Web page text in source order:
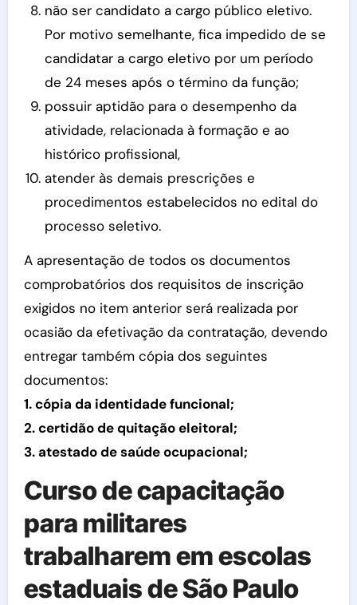
não ser candidato a cargo público eletivo.
Por motivo semelhante, fica impedido de se
candidatar a cargo eletivo por um período
de 24 meses após o término da função;
possuir aptidão para o desempenho da
atividade, relacionada à formação e ao
histórico profissional,
atender às demais prescrições e
procedimentos estabelecidos no edital do
processo seletivo.
A apresentação de todos os documentos
comprobatórios dos requisitos de inscrição
exigidos no item anterior será realizada por
ocasião da efetivação da contratação, devendo
entregar também cópia dos seguintes
documentos:
1. cópia da identidade funcional;
2. certidão de quitação eleitoral;
3. atestado de saúde ocupacional;
Curso de capacitação
para militares
trabalharem em escolas
estaduais de São Paulo